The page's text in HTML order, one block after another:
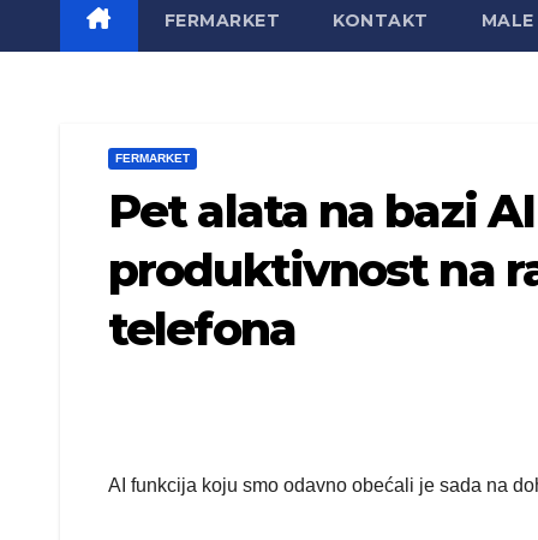
FERMARKET KONTAKT MALE
FERMARKET
Pet alata na bazi
produktivnost na
telefona
AI funkcija koju smo odavno obećali je sada na